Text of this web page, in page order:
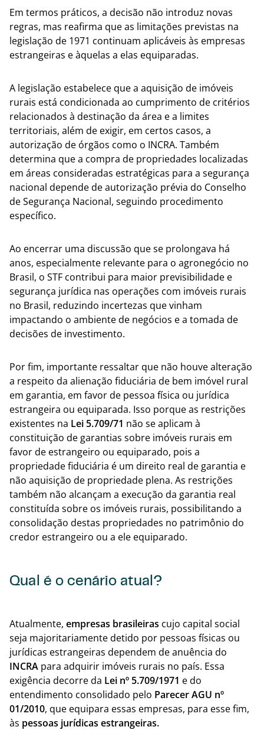
Em termos práticos, a decisão não introduz novas
regras, mas reafirma que as limitações previstas na
legislação de 1971 continuam aplicáveis às empresas
estrangeiras e àquelas a elas equiparadas.
A legislação estabelece que a aquisição de imóveis
rurais está condicionada ao cumprimento de critérios
relacionados à destinação da área e a limites
territoriais, além de exigir, em certos casos, a
autorização de órgãos como o INCRA. Também
determina que a compra de propriedades localizadas
em áreas consideradas estratégicas para a segurança
nacional depende de autorização prévia do Conselho
de Segurança Nacional, seguindo procedimento
específico.
Ao encerrar uma discussão que se prolongava há
anos, especialmente relevante para o agronegócio no
Brasil, o STF contribui para maior previsibilidade e
segurança jurídica nas operações com imóveis rurais
no Brasil, reduzindo incertezas que vinham
impactando o ambiente de negócios e a tomada de
decisões de investimento.
Por fim, importante ressaltar que não houve alteração
a respeito da alienação fiduciária de bem imóvel rural
em garantia, em favor de pessoa física ou jurídica
estrangeira ou equiparada. Isso porque as restrições
existentes na Lei 5.709/71 não se aplicam à
constituição de garantias sobre imóveis rurais em
favor de estrangeiro ou equiparado, pois a
propriedade fiduciária é um direito real de garantia e
não aquisição de propriedade plena. As restrições
também não alcançam a execução da garantia real
constituída sobre os imóveis rurais, possibilitando a
consolidação destas propriedades no patrimônio do
credor estrangeiro ou a ele equiparado.
Qual é o cenário atual?
Atualmente, empresas brasileiras cujo capital social
seja majoritariamente detido por pessoas físicas ou
jurídicas estrangeiras dependem de anuência do
INCRA para adquirir imóveis rurais no país. Essa
exigência decorre da Lei nº 5.709/1971 e do
entendimento consolidado pelo ParecerAGU nº
01/2010, que equipara essas empresas, para esse fim,
às pessoas jurídicas estrangeiras.